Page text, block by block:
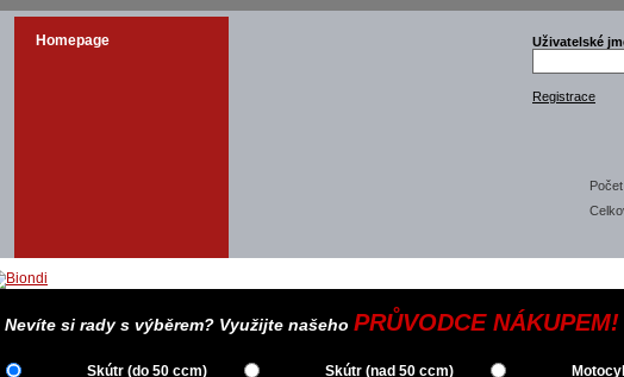
Homepage Uživatelské
Registrace
Nevíte si rady s výběrem? Využijte našeho PRŮVODCE NÁKUPEM!
Skútr (do 50 ccm) Skútr (nad 50 ccm)